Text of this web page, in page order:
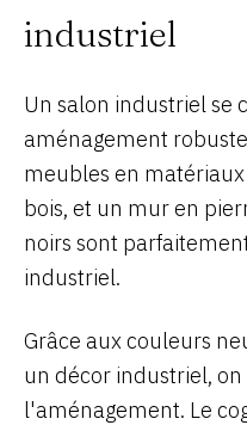
industriel
Un salon industriel se
aménagement
meubles en
bois, et un mur en
noirs sont
industriel.
Grâce aux couleurs
un décor industriel,
l'aménagement. Le